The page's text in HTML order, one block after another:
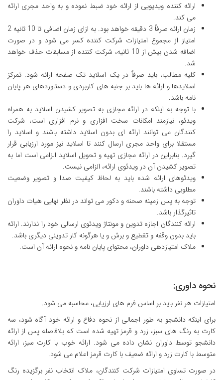
ارائه کننده ویدیویی از ارائه خود ضبط نموده و به واحد مجری ارائه
می کند.
زمان ارائه صرفاً 3 دقیقه خواهد بود. به ازای زمان اضافی تا 10 ثانیه 2
امتیاز از مجموع امتیازات شرکت کننده کسر می شود و در صورت
اضافه شدن بیش از 10 ثانیه، شرکت کننده از مسابقات حذف خواهد
شد.
کلیه مطالب، باید صرفاً در یک اسلاید تک صفحه ارائه شود. تمرکز
اسلایدها و ارائه ها باید بر جنبه های کاربردی و دستاوردهای هر پایان
نامه باشد.
با توجه به اینکه در ارائه مجازی به تصویر کشیدن اسلاید به همراه
ویدئو، نیازمند امکانات سخت افزاری و نرم افزاری است، شرکت
کنندگان می توانند ارائه ای بدون اسلاید داشته باشند و اسلاید را
مستقلا برای واحد مجری ارسال کنند تا اسلاید نیز مورد ارزیابی قرار
گیرد. بنابراین در ارائه مجازی تهیه و تحویل اسلاید الزامی است اما به
تصویر کشیدن آن در ویدئوی ارائه، الزامی نیست.
ویدئوهای ارائه شده باید به لحاظ کیفیت صدا و تصویر وضعیت
مطلوبی داشته باشند.
توجه به پس زمینه صحنه و دکور می تواند در نظر نهایی هیات داوران
تاثیرگذار باشد.
ارائه کنندگان اجازه تدوین و مونتاژ ویدئوی ارسالی خود را ندارند. ارائه
باید بدون وقفه و تقطیع و برش و یا هرگونه کار تدوینی دیگری باشد.
ملاک امتیازدهی داوران، محتوای پایان نامه و نحوه ارائه آن است.
نحوه داوری:
امتیازات هر نفر باید بر اساس فرم های ارزیابی، محاسبه می شود.
برای اینکه دانشجو به طور اجمالی از نحوه دفاع و ارائه خود آگاه شود، سه
کارت به رنگ های سبز، زرد و قرمز تهیه شده است که بلافاصله پس از ارائه
دانشجو توسط داوران نشان داده می شود. ارائه خوب با کارت سبز، ارائه
متوسط با کارت زرد و ارائه ضعیف با کارت قرمز اعلام می شود.
در صورت تساوی امتیازات شرکت کنندگان، ملاک انتخاب نفر برگزیده رنگ